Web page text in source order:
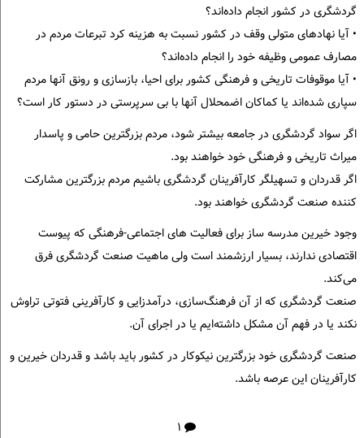
گردشگری در کشور انجام داده‌اند؟
• آیا نهادهای متولی وقف در کشور نسبت به هزینه کرد تبرعات مردم در
مصارف عمومی وظیفه خود را انجام داده‌اند؟
• آیا موقوفات تاریخی و فرهنگی کشور برای احیا، بازسازی و رونق آنها مردم
سپاری شده‌اند یا کماکان اضمحلال آنها با بی سرپرستی در دستور کار است؟
اگر سواد گردشگری در جامعه بیشتر شود، مردم بزرگترین حامی و پاسدار
میراث تاریخی و فرهنگی خود خواهند بود.
اگر قدردان و تسهیلگر کارآفرینان گردشگری باشیم مردم بزرگترین مشارکت
کننده صنعت گردشگری خواهند بود.
وجود خیرین مدرسه ساز برای فعالیت های اجتماعی-فرهنگی که پیوست
اقتصادی ندارند، بسیار ارزشمند است ولی ماهیت صنعت گردشگری فرق
می‌کند.
صنعت گردشگری که از آن فرهنگ‌سازی، درآمدزایی و کارآفرینی فتوتی تراوش
نکند یا در فهم آن مشکل داشته‌ایم یا در اجرای آن.
صنعت گردشگری خود بزرگترین نیکوکار در کشور باید باشد و قدردان خیرین و
کارآفرینان این عرصه باشد.
۱